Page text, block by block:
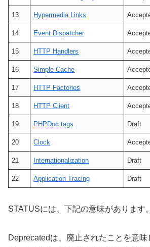
13 Hypermedia Links
14 Event Dispatcher
15 HTTP Handlers
16 Simple Cache
17 HTTP Factories
18 HTTP Client
19 PHPDoc tags Draft
20 Clock
21 Internationalization Draft
22 Application Tracing Draft
STATUSには、下記の意味があります。
Deprecatedは、廃止されたことを意味